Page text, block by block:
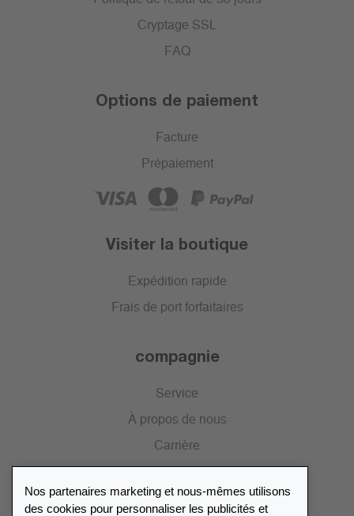
Cryptage SSL
FAQ
Options de paiement
Facture
Prépaiement
Visiter la boutique
Expédition rapide
Frais de port forfaitaires
compagnie
Service
À propos de nous
Carrière
Catalogue
Nos partenaires marketing et nous-mêmes utilisons
des cookies pour personnaliser les publicités et